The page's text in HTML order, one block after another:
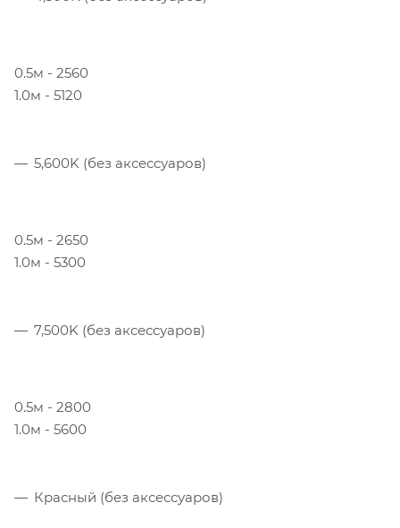
0.5м - 2560
1.0м - 5120
5,600K (без аксессуаров)
0.5м - 2650
1.0м - 5300
7,500K (без аксессуаров)
0.5м - 2800
1.0м - 5600
Красный (без аксессуаров)